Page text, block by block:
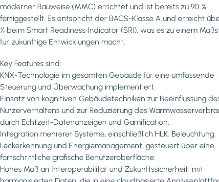
moderner Bauweise (MMC) errichtet und ist bereits zu 90 %
fertiggestellt. Es entspricht der BACS-Klasse A und erreicht
% beim Smart Readiness Indicator (SRI), was es zu einem
für zukünftige Entwicklungen macht.
Key Features sind:
KNX-Technologie im gesamten Gebäude für eine umfassende
Steuerung und Überwachung implementiert.
Einsatz von kognitiven Gebäudetechniken zur Beeinflussung
Nutzerverhaltens und zur Reduzierung des
durch Echtzeit-Datenanzeigen und Gamification.
Integration mehrerer Systeme, einschließlich HLK, Beleuchtung,
Leckerkennung und Energiemanagement, gesteuert über eine
fortschrittliche grafische Benutzeroberfläche.
Hohes Maß an Interoperabilität und Zukunftssicherheit, mit